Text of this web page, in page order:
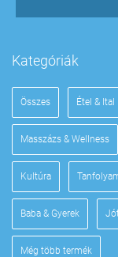
Kategóriák
Összes Étel & Ital
Masszázs & Wellness
Kultúra
Baba & Gyerek
Még több termék